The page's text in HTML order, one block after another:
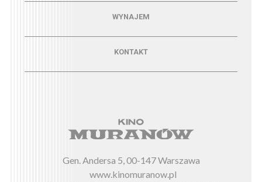
Menu - wynajemWYNAJEM
KONTAKT
Gen. Andersa 5, 00-147 Warszawa
www.kinomuranow.pl